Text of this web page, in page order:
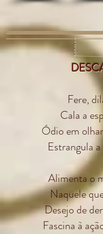
Fere,
Cala a
Ódio em
Estrangula
Alimenta o
Naquele
Desejo de
Fascina à